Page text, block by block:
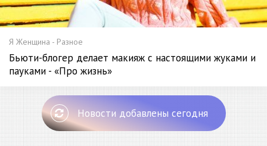
Я Женщина - Разное
Бьюти-блогер делает макияж с настоящими жуками и
пауками - «Про жизнь»
Новости добавлены сегодня